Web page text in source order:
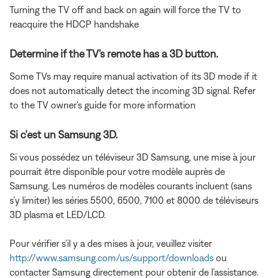
Turning the TV off and back on again will force the TV to
reacquire the HDCP handshake
Determine if the TV's remote has a 3D button.
Some TVs may require manual activation of its 3D mode if it
does not automatically detect the incoming 3D signal. Refer
to the TV owner's guide for more information
Si c’est un Samsung 3D.
Si vous possédez un téléviseur 3D Samsung, une mise à jour
pourrait être disponible pour votre modèle auprès de
Samsung. Les numéros de modèles courants incluent (sans
s’y limiter) les séries 5500, 6500, 7100 et 8000 de téléviseurs
3D plasma et LED/LCD.
Pour vérifier s’il y a des mises à jour, veuillez visiter
http://www.samsung.com/us/support/downloads ou
contacter Samsung directement pour obtenir de l’assistance.